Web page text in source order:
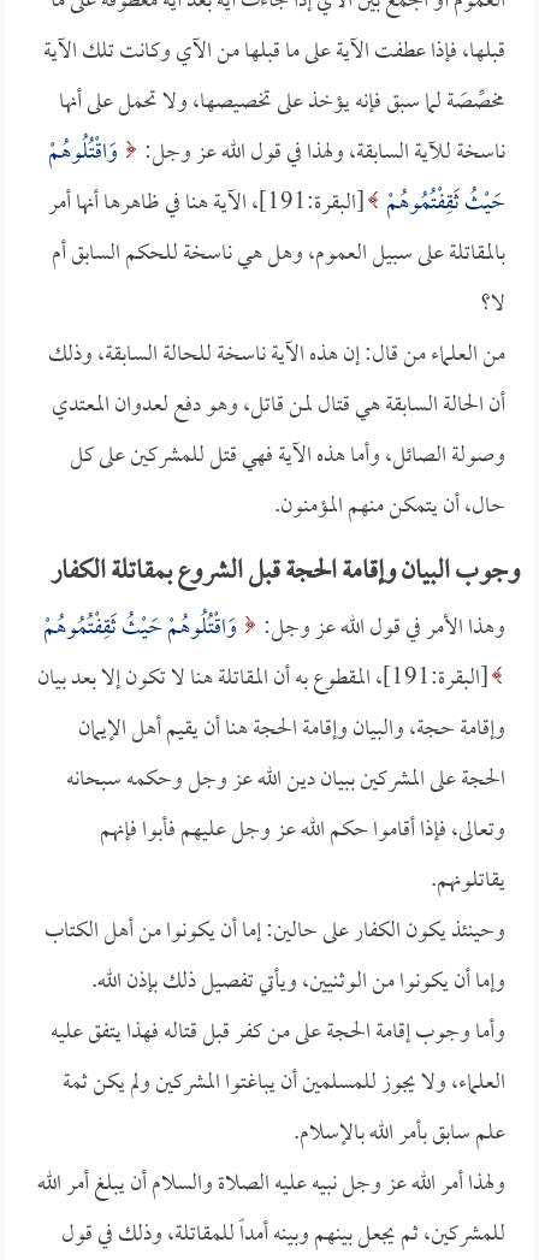
قبلها، فإذا عطفت الآية على ما قبلها من الآي وكانت تلك الآية
مخصِّصَة لما سبق فإنه يؤخذ على تخصيصها، ولا تحمل على أنها
ناسخة للآية السابقة، ولهذا في قول الله عز وجل:
وَاقْتُلُوهُمْ
حَيْثُ ثَقِفْتُمُوهُمْ
[البقرة:191]، الآية هنا في ظاهرها أنها أمر
بالمقاتلة على سبيل العموم، وهل هي ناسخة للحكم السابق أم
لا؟
من العلماء من قال: إن هذه الآية ناسخة للحالة السابقة، وذلك
أن الحالة السابقة هي قتال لمن قاتل، وهو دفع لعدوان المعتدي
وصولة الصائل، وأما هذه الآية فهي قتل للمشركين على كل
حال، أن يتمكن منهم المؤمنون.
وجوب البيان وإقامة الحجة قبل الشروع بمقاتلة الكفار
وهذا الأمر في قول الله عز وجل:
وَاقْتُلُوهُمْ حَيْثُ ثَقِفْتُمُوهُمْ
[البقرة:191]، المقطوع به أن المقاتلة هنا لا تكون إلا بعد بيان
وإقامة حجة، والبيان وإقامة الحجة هنا أن يقيم أهل الإيمان
الحجة على المشركين ببيان دين الله عز وجل وحكمه سبحانه
وتعالى، فإذا أقاموا حكم الله عز وجل عليهم فأبوا فإنهم
يقاتلونهم.
وحينئذ يكون الكفار على حالين: إما أن يكونوا من أهل الكتاب
وإما أن يكونوا من الوثنيين، ويأتي تفصيل ذلك بإذن الله.
وأما وجوب إقامة الحجة على من كفر قبل قتاله فهذا يتفق عليه
العلماء، ولا يجوز للمسلمين أن يباغتوا المشركين ولم يكن ثمة
علم سابق بأمر الله بالإسلام.
ولهذا أمر الله عز وجل نبيه عليه الصلاة والسلام أن يبلغ أمر الله
للمشركين، ثم يجعل بينهم وبينه أمداً للمقاتلة، وذلك في قول